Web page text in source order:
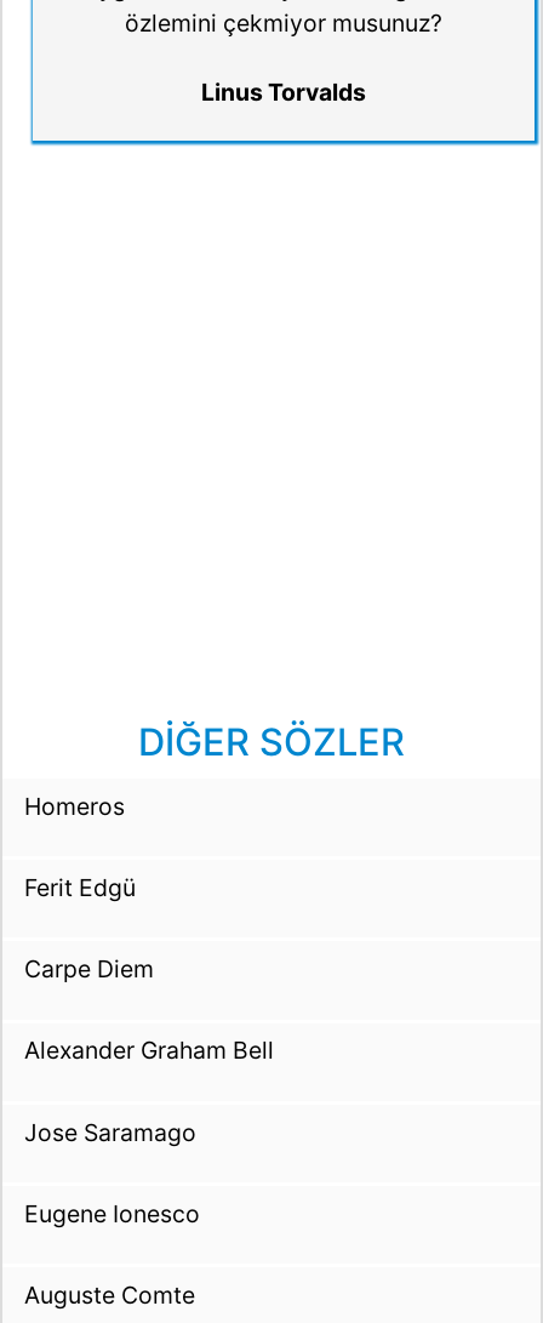
özlemini çekmiyor musunuz?
Linus Torvalds
DİĞER SÖZLER
Homeros
Ferit Edgü
Carpe Diem
Alexander Graham Bell
Jose Saramago
Eugene Ionesco
Auguste Comte